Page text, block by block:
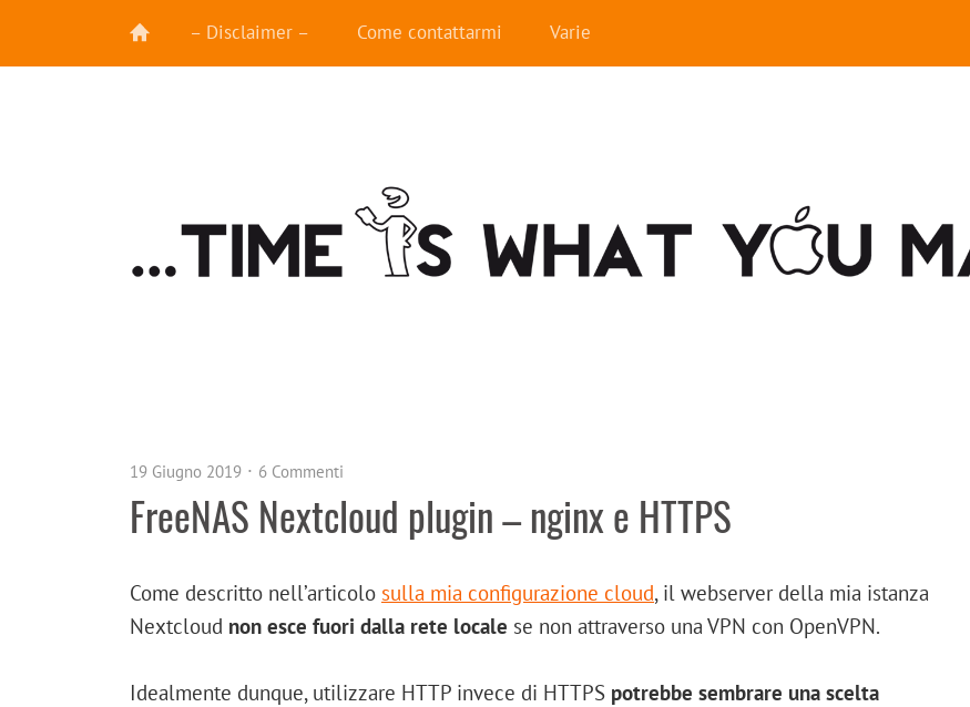
– Disclaimer – Come contattarmi Varie
19 Giugno 2019 6 Commenti
FreeNAS Nextcloud plugin – nginx e HTTPS
Come descritto nell’articolo sulla mia configurazione cloud, il webserver della mia istanza
Nextcloud non esce fuori dalla rete locale se non attraverso una VPN con OpenVPN.
Idealmente dunque, utilizzare HTTP invece di HTTPS potrebbe sembrare una scelta